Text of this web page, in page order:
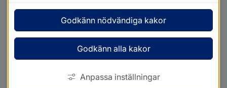
Godkänn nödvändiga kakor
Godkänn alla kakor
Anpassa inställningar